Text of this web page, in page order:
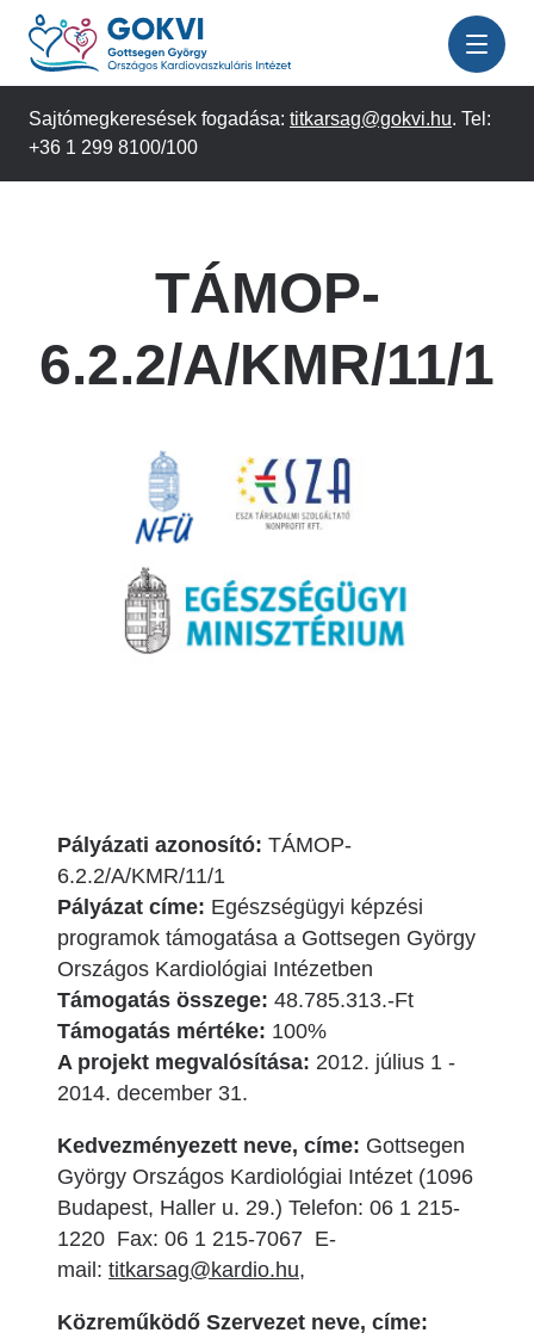
Ugrás
tartalomra
Sajtómegkeresések fogadása: titkarsag@gokvi.hu. Tel:
+36 1 299 8100/100
TÁMOP-
6.2.2/A/KMR/11/1
Pályázati azonosító: TÁMOP-
6.2.2/A/KMR/11/1
Pályázat címe: Egészségügyi képzési
programok támogatása a Gottsegen György
Országos Kardiológiai Intézetben
Támogatás összege: 48.785.313.-Ft
Támogatás mértéke: 100%
A projekt megvalósítása: 2012. július 1 -
2014. december 31.
Kedvezményezett neve, címe: Gottsegen
György Országos Kardiológiai Intézet (1096
Budapest, Haller u. 29.) Telefon: 06 1 215-
1220 Fax: 06 1 215-7067 E-
mail: titkarsag@kardio.hu,
Közreműködő Szervezet neve, címe: